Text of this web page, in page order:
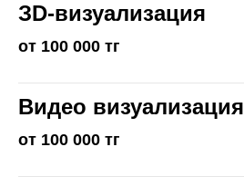
ЗD-визуализация
от 100 000 тг
Видео визуализация
от 100 000 тг